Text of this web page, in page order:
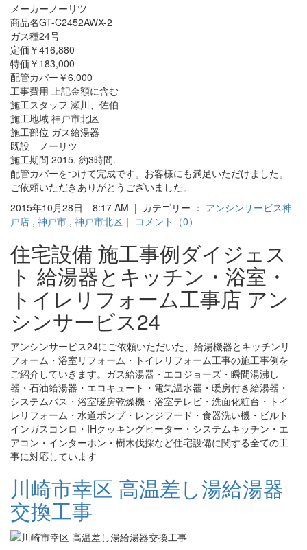
メーカーノーリツ
商品名GT-C2452AWX-2
ガス種24号
定価￥416,880
特価￥183,000
配管カバー￥6,000
工事費用 上記金額に含む
施工スタッフ 瀬川、佐伯
施工地域 神戸市北区
施工部位 ガス給湯器
既設 ノーリツ
施工期間 2015. 約3時間.
配管カバーをつけて完成です。お客様にも満足いただけました。
ご依頼いただきありがとうございました。
2015年10月28日 8:17 AM | カテゴリー ： アンシンサービス神
戸店 , 神戸市 , 神戸市北区 ｜ コメント（0）
住宅設備 施工事例ダイジェス
ト 給湯器とキッチン・浴室・
トイレリフォーム工事店 アン
シンサービス24
アンシンサービス24にご依頼いただいた、給湯機器とキッチンリ
フォーム・浴室リフォーム・トイレリフォーム工事の施工事例を
ご紹介していきます。ガス給湯器・エコジョーズ・瞬間湯沸し
器・石油給湯器・エコキュート・電気温水器・暖房付き給湯器・
システムバス・浴室暖房乾燥機・浴室テレビ・洗面化粧台・トイ
レリフォーム・水道ポンプ・レンジフード・食器洗い機・ビルト
インガスコンロ・IHクッキングヒーター・システムキッチン・エ
アコン・インターホン・樹木伐採など住宅設備に関する全ての工
事に対応しています
川崎市幸区 高温差し湯給湯器
交換工事